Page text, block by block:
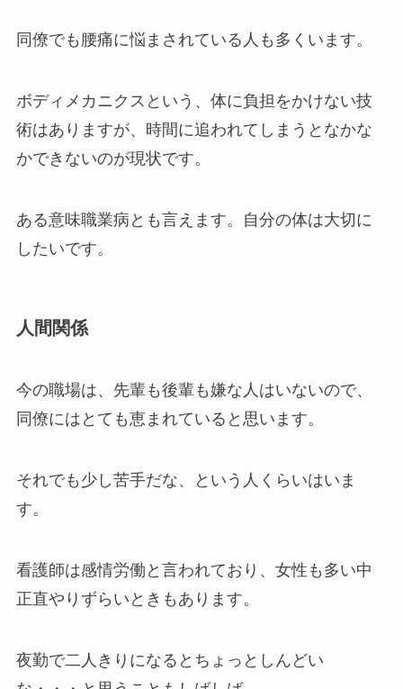
同僚でも腰痛に悩まされている人も多くいます。
ボディメカニクスという、体に負担をかけない技
術はありますが、時間に追われてしまうとなかな
かできないのが現状です。
ある意味職業病とも言えます。自分の体は大切に
したいです。
人間関係
今の職場は、先輩も後輩も嫌な人はいないので、
同僚にはとても恵まれていると思います。
それでも少し苦手だな、という人くらいはいま
す。
看護師は感情労働と言われており、女性も多い中
正直やりずらいときもあります。
夜勤で二人きりになるとちょっとしんどい